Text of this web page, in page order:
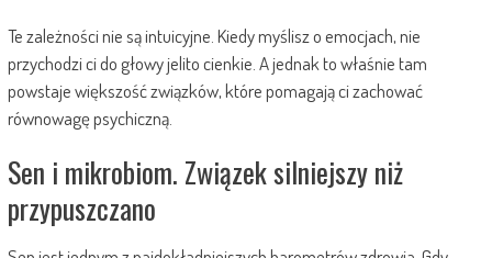
Te zależności nie są intuicyjne. Kiedy myślisz o emocjach, nie
przychodzi ci do głowy jelito cienkie. A jednak to właśnie tam
powstaje większość związków, które pomagają ci zachować
równowagę psychiczną.
Sen i mikrobiom. Związek silniejszy niż
przypuszczano